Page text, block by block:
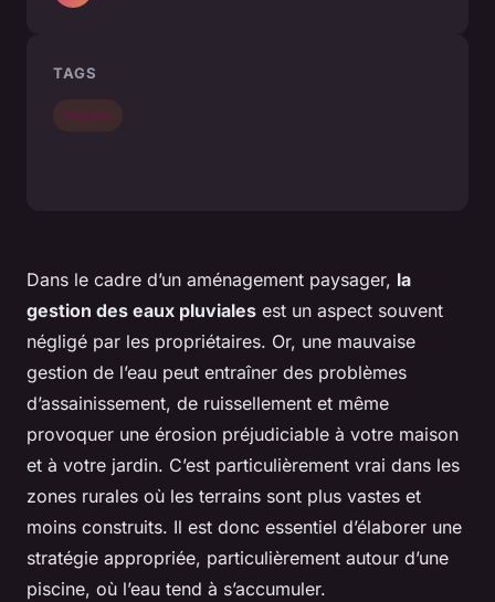
Dans le cadre d’un aménagement paysager, la
gestion des eaux pluviales est un aspect souvent
négligé par les propriétaires. Or, une mauvaise
gestion de l’eau peut entraîner des problèmes
d’assainissement, de ruissellement et même
provoquer une érosion préjudiciable à votre maison
et à votre jardin. C’est particulièrement vrai dans les
zones rurales où les terrains sont plus vastes et
moins construits. Il est donc essentiel d’élaborer une
stratégie appropriée, particulièrement autour d’une
piscine, où l’eau tend à s’accumuler.
TAGS
Piscine